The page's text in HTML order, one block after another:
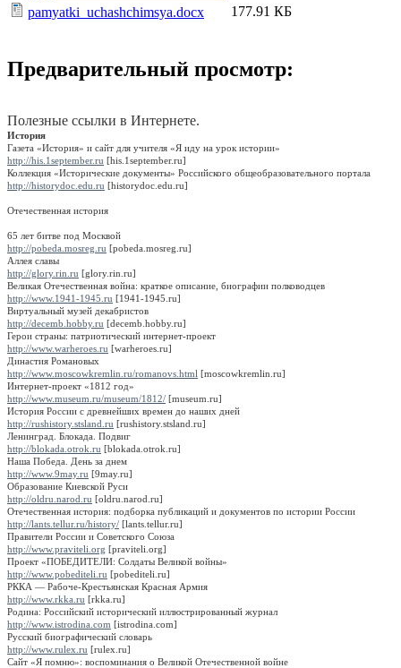
pamyatki_uchashchimsya.docx
177.91 КБ
Предварительный просмотр:
Полезные ссылки в Интернете.
История
Газета «История» и сайт для учителя «Я иду на урок истории»
http://his.1september.ru [his.1september.ru]
Коллекция «Исторические документы» Российского общеобразовательного портала
http://historydoc.edu.ru [historydoc.edu.ru]
Отечественная история
65 лет битве под Москвой
http://pobeda.mosreg.ru [pobeda.mosreg.ru]
Аллея славы
http://glory.rin.ru [glory.rin.ru]
Великая Отечественная война: краткое описание, биографии полководцев
http://www.1941-1945.ru [1941-1945.ru]
Виртуальный музей декабристов
http://decemb.hobby.ru [decemb.hobby.ru]
Герои страны: патриотический интернет-проект
http://www.warheroes.ru [warheroes.ru]
Династия Романовых
http://www.moscowkremlin.ru/romanovs.html [moscowkremlin.ru]
Интернет-проект «1812 год»
http://www.museum.ru/museum/1812/ [museum.ru]
История России с древнейших времен до наших дней
http://rushistory.stsland.ru [rushistory.stsland.ru]
Ленинград. Блокада. Подвиг
http://blokada.otrok.ru [blokada.otrok.ru]
Наша Победа. День за днем
http://www.9may.ru [9may.ru]
Образование Киевской Руси
http://oldru.narod.ru [oldru.narod.ru]
Отечественная история: подборка публикаций и документов по истории России
http://lants.tellur.ru/history/ [lants.tellur.ru]
Правители России и Советского Союза
http://www.praviteli.org [praviteli.org]
Проект «ПОБЕДИТЕЛИ: Солдаты Великой войны»
http://www.pobediteli.ru [pobediteli.ru]
РККА — Рабоче-Крестьянская Красная Армия
http://www.rkka.ru [rkka.ru]
Родина: Российский исторический иллюстрированный журнал
http://www.istrodina.com [istrodina.com]
Русский биографический словарь
http://www.rulex.ru [rulex.ru]
Сайт «Я помню»: воспоминания о Великой Отечественной войне